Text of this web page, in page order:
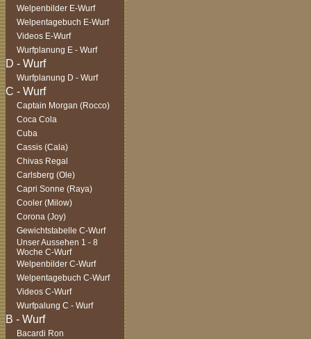
Welpenbilder E-Wurf
Welpentagebuch E-Wurf
Videos E-Wurf
Wurfplanung E - Wurf
Wurfplanung D - Wurf
Captain Morgan (Rocco)
Coca Cola
Cuba
Cassis (Cala)
Chivas Regal
Carlsberg (Ole)
Capri Sonne (Raya)
Cooler (Milow)
Corona (Joy)
Gewichtstabelle C-Wurf
Unser Aussehen 1 - 8
Woche C-Wurf
Welpenbilder C-Wurf
Welpentagebuch C-Wurf
Videos C-Wurf
Wurfpalung C - Wurf
Bacardi Ron